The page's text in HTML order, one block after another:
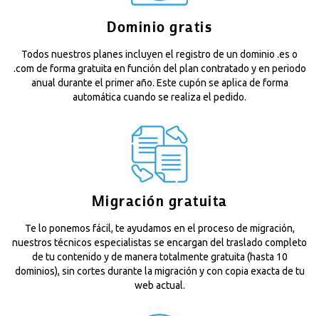
Dominio gratis
Todos nuestros planes incluyen el registro de un dominio .es o
.com de forma gratuita en función del plan contratado y en periodo
anual durante el primer año. Este cupón se aplica de forma
automática cuando se realiza el pedido.
Migración gratuita
Te lo ponemos fácil, te ayudamos en el proceso de migración,
nuestros técnicos especialistas se encargan del traslado completo
de tu contenido y de manera totalmente gratuita (hasta 10
dominios), sin cortes durante la migración y con copia exacta de tu
web actual.